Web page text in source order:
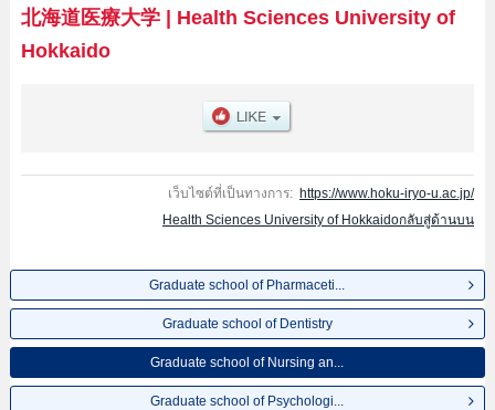
ScienceหรือGraduate school of DentistryหรือGraduate school of Nursing
and Social ServicesหรือGraduate school of Psychological
ScienceหรือGraduate school of Rehabilitation Sciences เป็นต้น,ข้อมูลของ
ด้วยดังนั้นขอเชิญใช้บริการค้นหาข้อมูลตามอัธยาศัย
北海道医療大学| Health Sciences University of
Hokkaido
เว็บไซต์ที่เป็นทางการ: https://www.hoku-iryo-u.ac.jp/
Health Sciences University of Hokkaidoกลับสู่ด้านบน
Graduate school of Pharmaceti...
Graduate school of Dentistry
Graduate school of Nursing an...
Graduate school of Psychologi...